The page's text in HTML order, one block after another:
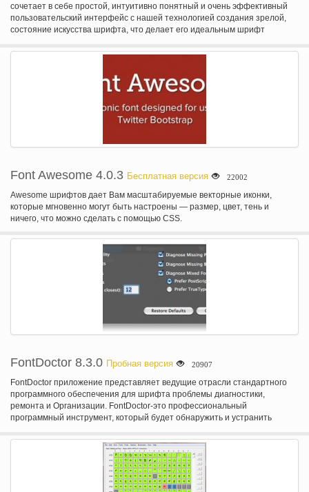
сочетает в себе простой, интуитивно понятный и очень эффективный
пользовательский интерфейс с нашей технологией создания зрелой,
состояние искусства шрифта, что делает его идеальным шрифт
каллиграфов и типа дизайнеров, которые делают не с погружение в
Font Awesome 4.0.3 Бесплатная версия 22002
Awesome шрифтов дает Вам масштабируемые векторные иконки,
которые мгновенно могут быть настроены — размер, цвет, тень и
ничего, что можно сделать с помощью CSS.
FontDoctor 8.3.0 Пробная версия 20907
FontDoctor приложение представляет ведущие отрасли стандартного
программного обеспечения для шрифта проблемы диагностики,
ремонта и Организации. FontDoctor-это профессиональный
программный инструмент, который будет обнаружить и устранить
производительности системы Windows и приложений.